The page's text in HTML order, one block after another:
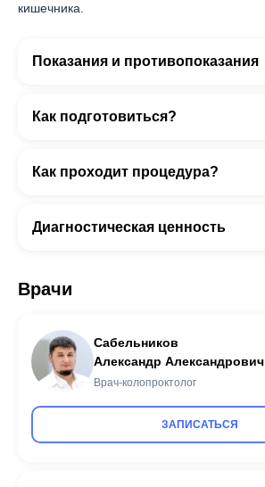
кишечника.
Показания и противопоказания
Как подготовиться?
Как проходит процедура?
Диагностическая ценность
Врачи
Сабельников
Александр Александрович
Врач-колопроктолог
ЗАПИСАТЬСЯ